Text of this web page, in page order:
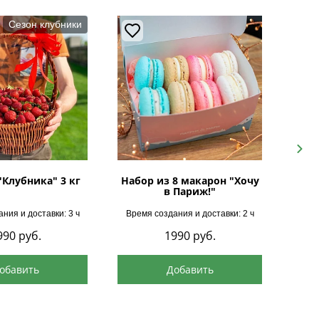
Сезон клубники
3 кг
и доставки: 3 ч
руб.
Набор из 8 макарон "Хочу
в Париж!"
Время создания и доставки: 2 ч
1990 руб.
Добавить
Next